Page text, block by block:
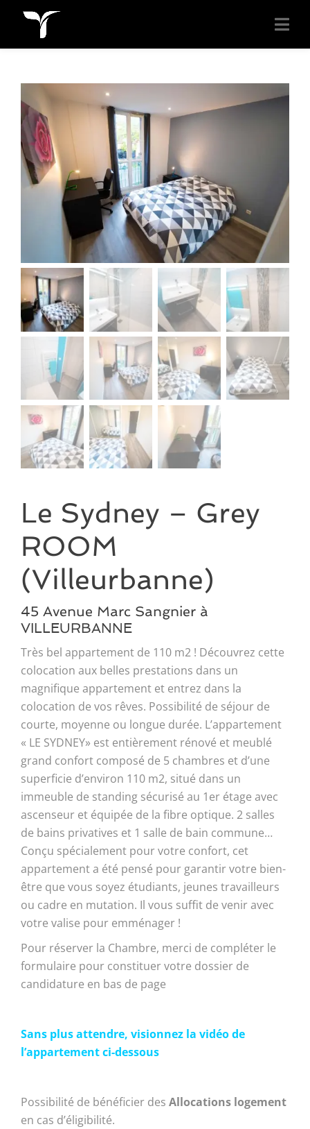
Le Sydney – Grey
ROOM
(Villeurbanne)
45 Avenue Marc Sangnier à
VILLEURBANNE
Très bel appartement de 110 m2 ! Découvrez cette
colocation aux belles prestations dans un
magnifique appartement et entrez dans la
colocation de vos rêves. Possibilité de séjour de
courte, moyenne ou longue durée. L’appartement
« LE SYDNEY» est entièrement rénové et meublé
grand confort composé de 5 chambres et d’une
superficie d’environ 110 m2, situé dans un
immeuble de standing sécurisé au 1er étage avec
ascenseur et équipée de la fibre optique. 2 salles
de bains privatives et 1 salle de bain commune…
Conçu spécialement pour votre confort, cet
appartement a été pensé pour garantir votre bien-
être que vous soyez étudiants, jeunes travailleurs
ou cadre en mutation. Il vous suffit de venir avec
votre valise pour emménager !
Pour réserver la Chambre, merci de compléter le
formulaire pour constituer votre dossier de
candidature en bas de page
Sans plus attendre, visionnez la vidéo de
l’appartement ci-dessous
Possibilité de bénéficier des Allocations logement
en cas d’éligibilité.